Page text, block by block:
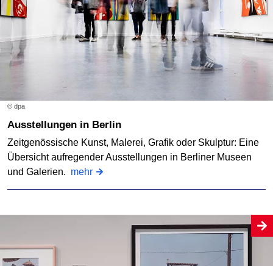
© dpa
Ausstellungen in Berlin
Zeitgenössische Kunst, Malerei, Grafik oder Skulptur: Eine
Übersicht aufregender Ausstellungen in Berliner Museen
und Galerien. mehr